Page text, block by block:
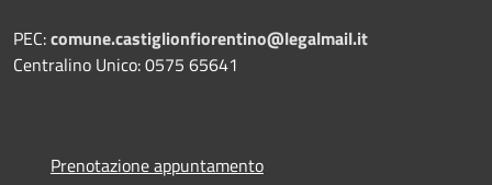
PEC:comune.castiglionfiorentino@legalmail.it
Centralino Unico: 0575 65641
Prenotazione appuntamento